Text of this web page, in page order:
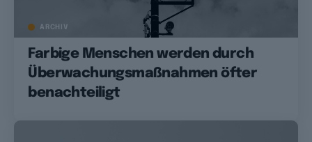
ARCHIV
Farbige Menschen werden durch
Überwachungsmaßnahmen öfter
benachteiligt